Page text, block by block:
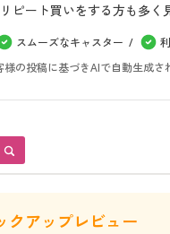
ピート買いをする方も多く
スムーズなキャスター
の投稿に基づきAIで自動生成さ
クアップレビュー